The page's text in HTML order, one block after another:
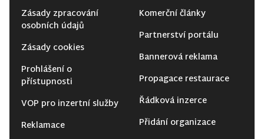
Zásady zpracování
osobních údajů
Zásady cookies
Prohlášení o
přístupnosti
VOP pro inzertní služby
Reklamace
Komerční články
Partnerství portálu
Bannerová reklama
Propagace restaurace
Řádková inzerce
Přidání organizace